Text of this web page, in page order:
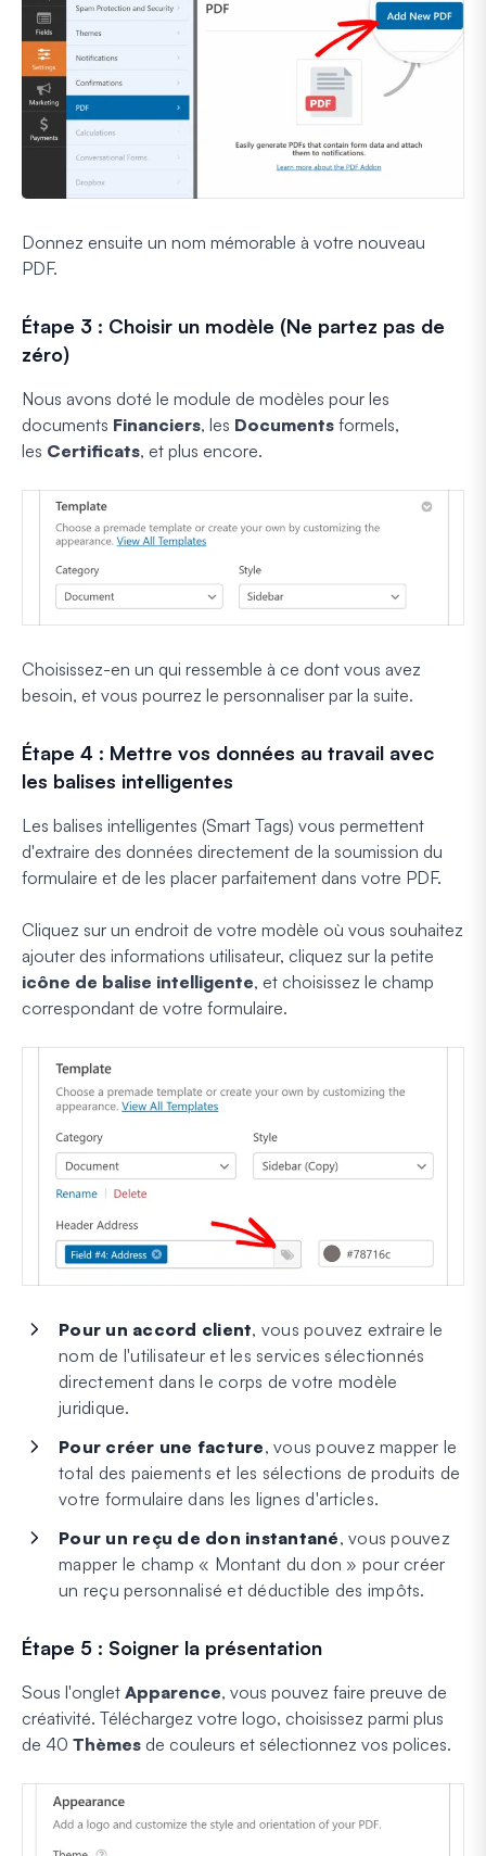
Donnez ensuite un nom mémorable à votre nouveau
PDF.
Étape 3 : Choisir un modèle (Ne partez pas de
zéro)
Nous avons doté le module de modèles pour les
documents Financiers, les Documents formels,
les Certificats, et plus encore.
Choisissez-en un qui ressemble à ce dont vous avez
besoin, et vous pourrez le personnaliser par la suite.
Étape 4 : Mettre vos données au travail avec
les balises intelligentes
Les balises intelligentes (Smart Tags) vous permettent
d'extraire des données directement de la soumission du
formulaire et de les placer parfaitement dans votre PDF.
Cliquez sur un endroit de votre modèle où vous souhaitez
ajouter des informations utilisateur, cliquez sur la petite
icône de balise intelligente, et choisissez le champ
correspondant de votre formulaire.
Pour un accord client, vous pouvez extraire le
nom de l'utilisateur et les services sélectionnés
directement dans le corps de votre modèle
juridique.
Pour créer une facture, vous pouvez mapper le
total des paiements et les sélections de produits de
votre formulaire dans les lignes d'articles.
Pour un reçu de don instantané, vous pouvez
mapper le champ « Montant du don » pour créer
un reçu personnalisé et déductible des impôts.
Étape 5 : Soigner la présentation
Sous l'onglet Apparence, vous pouvez faire preuve de
créativité. Téléchargez votre logo, choisissez parmi plus
de 40 Thèmes de couleurs et sélectionnez vos polices.